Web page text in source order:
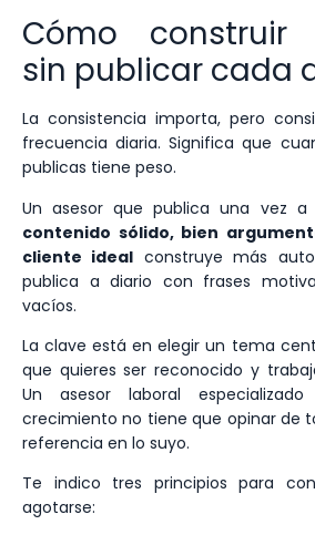
Cómo construir
sin publicar cada
La consistencia importa, pero
frecuencia diaria. Significa que
publicas tiene peso.
Un asesor que publica una vez
contenido sólido, bien
cliente ideal construye más
publica a diario con frases
vacíos.
La clave está en elegir un tema
que quieres ser reconocido y
Un asesor laboral
crecimiento no tiene que opinar de
referencia en lo suyo.
Te indico tres principios para
agotarse: